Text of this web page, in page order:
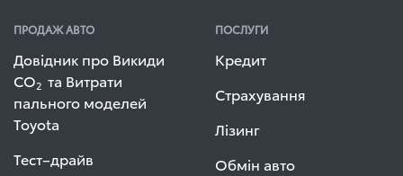
ПРОДАЖ АВТО
Довідник про Викиди
СО2 та Витрати
пального моделей
Toyota
Тест–драйв
ПОСЛУГИ
Кредит
Страхування
Лізинг
Обмін авто